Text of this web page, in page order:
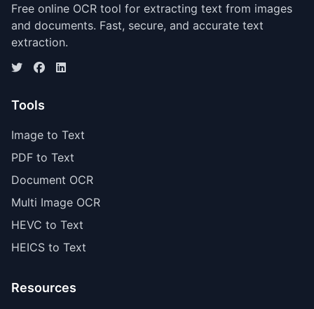
Free online OCR tool for extracting text from images
and documents. Fast, secure, and accurate text
extraction.
Tools
Image to Text
PDF to Text
Document OCR
Multi Image OCR
HEVC to Text
HEICS to Text
Resources